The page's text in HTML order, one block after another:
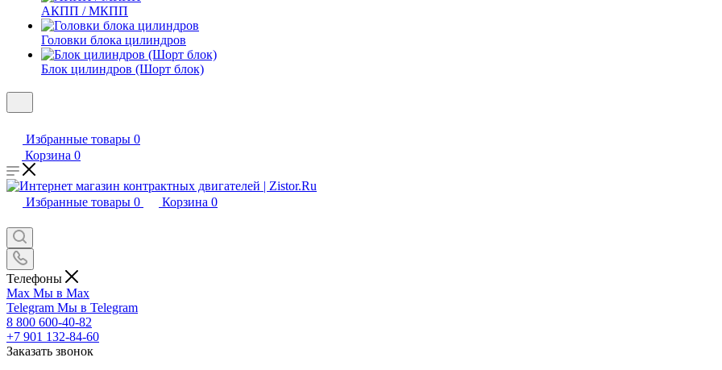
АКПП / МКПП
Головки блока цилиндров
Блок цилиндров (Шорт блок)
Избранные товары 0
Корзина 0
Избранные товары 0 Корзина 0
Телефоны
Max Мы в Max
Telegram Мы в Telegram
8 800 600-40-82
+7 901 132-84-60
Заказать звонок